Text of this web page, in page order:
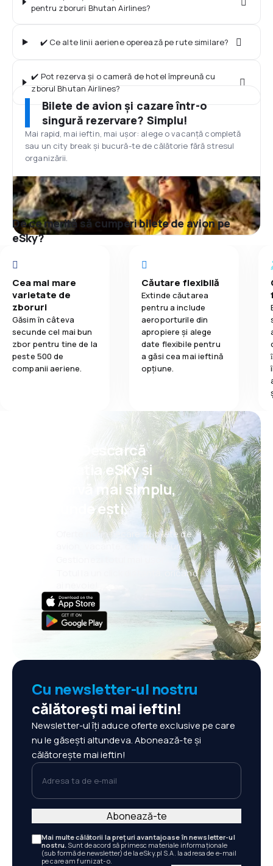
pentru zboruri Bhutan Airlines?
✔️ Ce alte linii aeriene operează pe rute similare?
✔️ Pot rezerva și o cameră de hotel împreună cu
zborul Bhutan Airlines?
Bilete de avion și cazare într-o
singură rezervare? Simplu!
Mai rapid, mai ieftin, mai ușor: alege o vacanță completă
sau un city break și bucură-te de călătorie fără stresul
organizării.
De ce merită să cumperi bilete de avion pe
eSky?
Cea mai mare
varietate de
zboruri
Găsim în câteva
secunde cel mai bun
zbor pentru tine de la
peste 500 de
companii aeriene.
Căutare flexibilă
Extinde căutarea
pentru a include
aeroporturile din
apropiere și alege
date flexibile pentru
a găsi cea mai ieftină
opțiune.
Psst! Descarcă
aplicația eSky și
rezervă mai simplu,
oriunde ești.
Oferte noi în fiecare zi: bilete de
avion, vacanțe, city break-uri
Totul la un click distanță, oricând
Cu newsletter-ul nostru
călătorești mai ieftin!
Newsletter-ul îți aduce oferte exclusive pe care
nu le găsești altundeva. Abonează-te și
călătorește mai ieftin!
Adresa ta de e-mail
Mai multe călătorii la prețuri avantajoase în newsletter-ul
nostru. Sunt de acord să primesc materiale informaționale
(sub formă de newsletter) de la eSky.pl S.A. la adresa de e-mail
pe care am furnizat-o.
Abonează-te